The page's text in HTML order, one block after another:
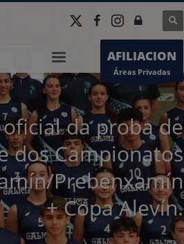
AFILIACION
Áreas Privadas
da proba de
dos Campionatos
Prebenxamín
+ Copa Alevín.